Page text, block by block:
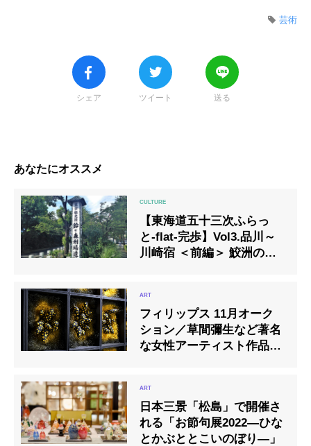
芸術
シェア ツイート 送る
あなたにオススメ
【東海道五十三次ふらっ
と-flat-完歩】Vol3.品川～
川崎宿 ＜前編＞ 鮫洲の親
フィリップス 11月オーク
ション／草間彌生など著名
な女性アーティスト作品が
日本三景「松島」で開催さ
れる「お節句展2022―ひな
とかぶととこいのぼり―」